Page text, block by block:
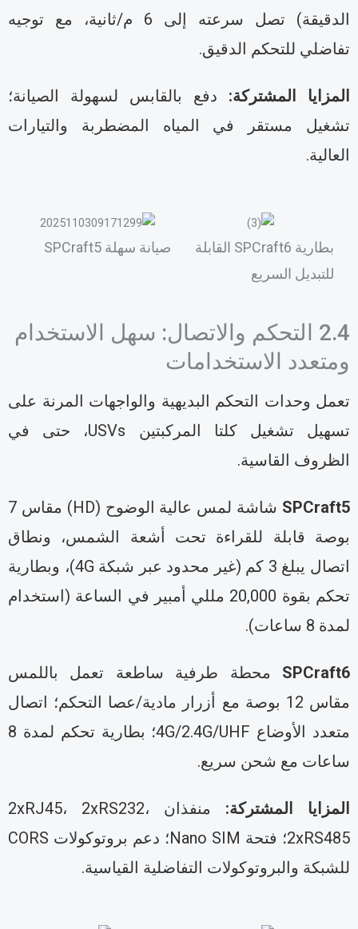
الدقيقة) تصل سرعته إلى 6 م/ثانية، مع توجيه
للتحكم الدقيق.
المشتركة:دفع بالقابس لسهولة الصيانة؛
مستقر في المياه المضطربة والتيارات
بطارية SPCraft6 القابلة
للتبديل السريع
صيانة سهلة SPCraft5
2.4 التحكم والاتصال: سهل الاستخدام
الاستخدامات
وحدات التحكم البديهية والواجهات المرنة على
تسهيل تشغيل كلتا المركبتين USVs، حتى في
القاسية.
شاشة لمس عالية الوضوح (HD) مقاس 7
قابلة للقراءة تحت أشعة الشمس، ونطاق
اتصال يبلغ 3 كم (غير محدود عبر شبكة 4G)، وبطارية
تحكم بقوة 20,000 مللي أمبير في الساعة (استخدام
8 ساعات).
محطة طرفية ساطعة تعمل باللمس
مقاس 12 بوصة مع أزرار مادية/عصا التحكم؛ اتصال
متعدد الأوضاع 4G/2.4G/UHF؛ بطارية تحكم لمدة 8
مع شحن سريع.
المشتركة:
منفذان 2xRJ45، 2xRS232،
2xRS485؛ فتحة Nano SIM؛ دعم بروتوكولات CORS
والبروتوكولات التفاضلية القياسية.